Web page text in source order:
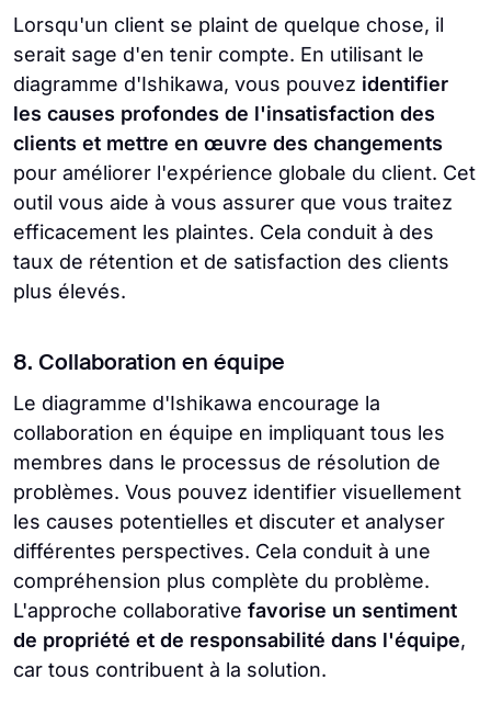
Lorsqu'un client se plaint de quelque chose, il
serait sage d'en tenir compte. En utilisant le
diagramme d'Ishikawa, vous pouvez identifier
les causes profondes de l'insatisfaction des
clients et mettre en œuvre des changements
pour améliorer l'expérience globale du client. Cet
outil vous aide à vous assurer que vous traitez
efficacement les plaintes. Cela conduit à des
taux de rétention et de satisfaction des clients
plus élevés.
8. Collaboration en équipe
Le diagramme d'Ishikawa encourage la
collaboration en équipe en impliquant tous les
membres dans le processus de résolution de
problèmes. Vous pouvez identifier visuellement
les causes potentielles et discuter et analyser
différentes perspectives. Cela conduit à une
compréhension plus complète du problème.
L'approche collaborative favorise un sentiment
de propriété et de responsabilité dans l'équipe,
car tous contribuent à la solution.